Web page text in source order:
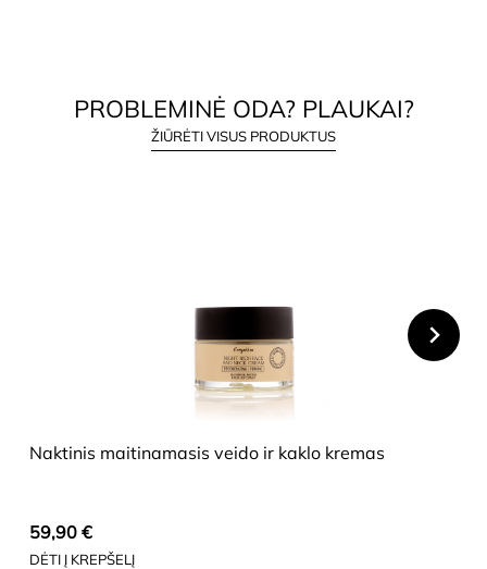
PROBLEMINĖ ODA? PLAUKAI?
ŽIŪRĖTI VISUS PRODUKTUS
Naktinis maitinamasis veido ir kaklo kremas
59,90 €
DĖTI Į KREPŠELĮ